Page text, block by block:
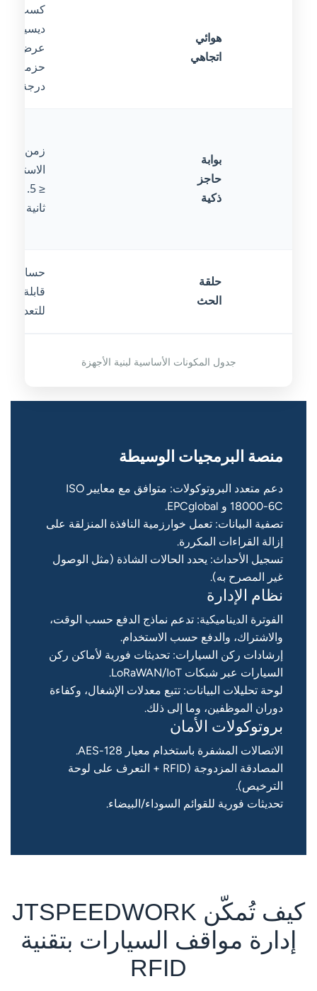
هوائي
اتجاهي
ديسيبل،
عرض
درجة
بوابة
حاجز
ذكية
زمن
الاستجابة
≤ 1.5
ثانية
حلقة
الحث
حساسية
قابلة
للتعديل
جدول المكونات الأساسية لبنية الأجهزة
منصة البرمجيات الوسيطة
دعم متعدد البروتوكولات: متوافق مع معايير ISO
18000-6C و EPCglobal.
تصفية البيانات: تعمل خوارزمية النافذة المنزلقة على
إزالة القراءات المكررة.
تسجيل الأحداث: يحدد الحالات الشاذة (مثل الوصول
غير المصرح به).
نظام الإدارة
الفوترة الديناميكية: تدعم نماذج الدفع حسب الوقت،
والاشتراك، والدفع حسب الاستخدام.
إرشادات ركن السيارات: تحديثات فورية لأماكن ركن
السيارات عبر شبكات LoRaWAN/IoT.
لوحة تحليلات البيانات: تتبع معدلات الإشغال، وكفاءة
دوران الموظفين، وما إلى ذلك.
بروتوكولات الأمان
الاتصالات المشفرة باستخدام معيار AES-128.
المصادقة المزدوجة (RFID + التعرف على لوحة
الترخيص).
تحديثات فورية للقوائم السوداء/البيضاء.
كيف تُمكّن JTSPEEDWORK
إدارة مواقف السيارات بتقنية
RFID